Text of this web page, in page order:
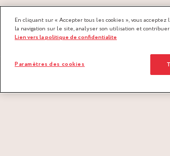
En cliquant sur « Accepter tous les cookies », vous
la navigation sur le site, analyser son utilisation et
Lien vers la politique de confidentialite
Paramètres des cookies